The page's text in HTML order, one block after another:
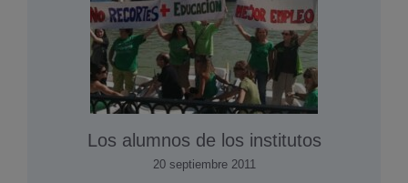
Los alumnos de los institutos
20 septiembre 2011